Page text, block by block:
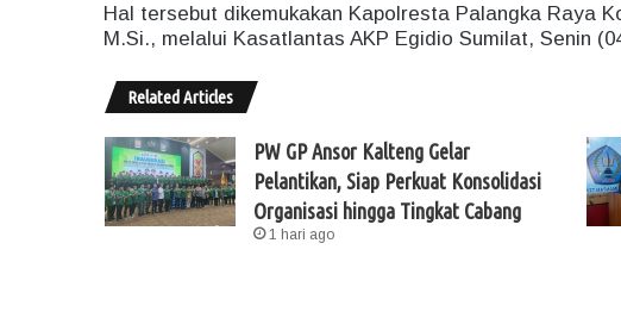
Hal tersebut dikemukakan Kapolresta Palangka Raya
M.Si., melalui Kasatlantas AKP Egidio Sumilat, Senin
Related Articles
PW GP Ansor Kalteng Gelar
Pelantikan, Siap Perkuat Konsolidasi
Organisasi hingga Tingkat Cabang
1 hari ago